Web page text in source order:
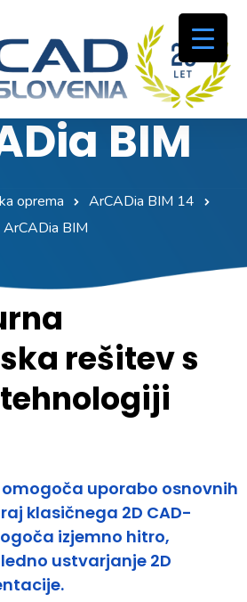
BIM
oprema
ArCADia BIM 14
ArCADia BIM
rešitev s
omogoča uporabo osnovnih
klasičnega 2D CAD-
izjemno hitro,
ustvarjanje 2D